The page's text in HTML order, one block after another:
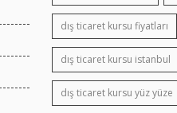
dış ticaret kursu fiyatları
dış ticaret kursu istanbul
dış ticaret kursu yüz yüze